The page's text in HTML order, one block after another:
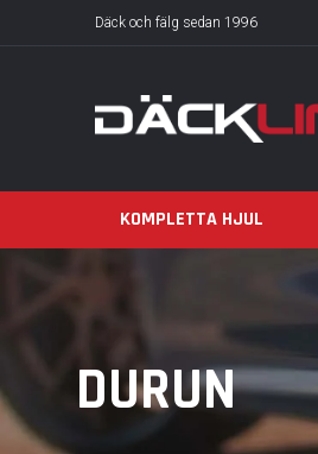
Däck och fälg sedan 1996
KOMPLETTA HJUL
DURUN